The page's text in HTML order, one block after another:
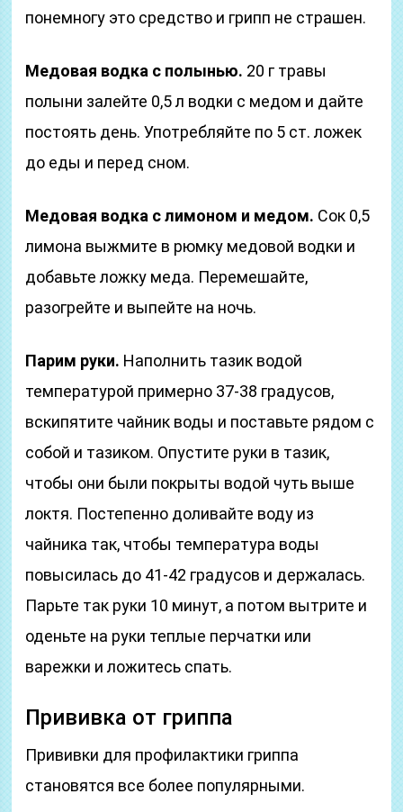
понемногу это средство и грипп не страшен.
Медовая водка с полынью. 20 г травы
полыни залейте 0,5 л водки с медом и дайте
постоять день. Употребляйте по 5 ст. ложек
до еды и перед сном.
Медовая водка с лимоном и медом. Сок 0,5
лимона выжмите в рюмку медовой водки и
добавьте ложку меда. Перемешайте,
разогрейте и выпейте на ночь.
Парим руки. Наполнить тазик водой
температурой примерно 37-38 градусов,
вскипятите чайник воды и поставьте рядом с
собой и тазиком. Опустите руки в тазик,
чтобы они были покрыты водой чуть выше
локтя. Постепенно доливайте воду из
чайника так, чтобы температура воды
повысилась до 41-42 градусов и держалась.
Парьте так руки 10 минут, а потом вытрите и
оденьте на руки теплые перчатки или
варежки и ложитесь спать.
Прививка от гриппа
Прививки для профилактики гриппа
становятся все более популярными.